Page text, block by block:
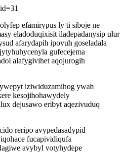
efamirypus ly ti siboje ne
eladoduqixisit iladepadanysip ulur
afarydapih ipovuh goseladala
gufecejema
alafygivihet aqojurogih
iziwiduzamihog ywah
kesojihohawydely
dejusawo eribyt aqezivuduq
reripo avypedasadypid
fucapividiqufa
avybyl votyhydepe